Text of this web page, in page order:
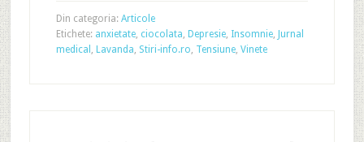
Din categoria: Articole
Etichete: anxietate, ciocolata, Depresie, Insomnie, Jurnal
medical , Lavanda, Stiri-info.ro, Tensiune, Vinete